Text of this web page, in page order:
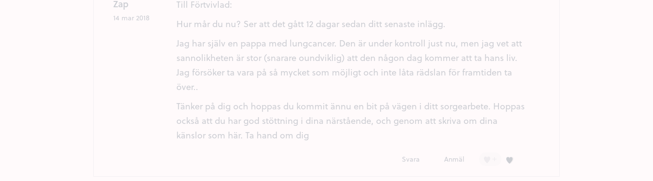
Zap
14 mar 2018
Till Förtvivlad:
Hur mår du nu? Ser att det gått 12 dagar sedan ditt senaste inlägg.
Jag har själv en pappa med lungcancer. Den är under kontroll just nu, men jag vet att
sannolikheten är stor (snarare oundviklig) att den någon dag kommer att ta hans liv.
Jag försöker ta vara på så mycket som möjligt och inte låta rädslan för framtiden ta
över..
Tänker på dig och hoppas du kommit ännu en bit på vägen i ditt sorgearbete. Hoppas
också att du har god stöttning i dina närstående, och genom att skriva om dina
känslor som här. Ta hand om dig
Anmäl
Svara Kärlek (1)